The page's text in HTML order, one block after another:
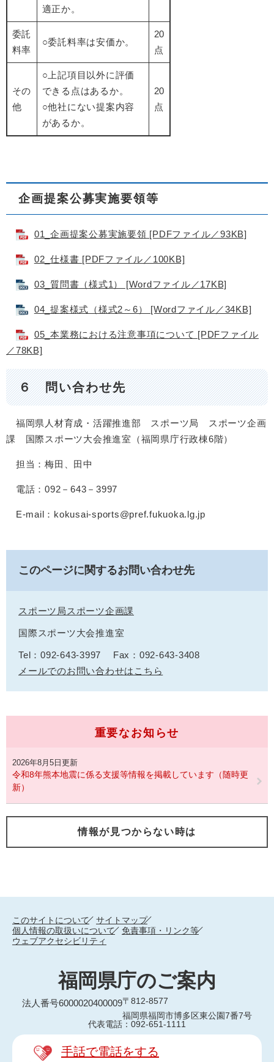
適正か。
委託
料率
○委託料率は安価か。
20
点
その
他
○上記項目以外に評価
できる点はあるか。
○他社にない提案内容
があるか。
20
点
企画提案公募実施要領等
01_企画提案公募実施要領 [PDFファイル／93KB]
02_仕様書 [PDFファイル／100KB]
03_質問書（様式1） [Wordファイル／17KB]
04_提案様式（様式2～6） [Wordファイル／34KB]
05_本業務における注意事項について [PDFファイル
／78KB]
６ 問い合わせ先
福岡県人材育成・活躍推進部 スポーツ局 スポーツ企画
課 国際スポーツ大会推進室（福岡県庁行政棟6階）
担当：梅田、田中
電話：092－643－3997
E-mail：kokusai-sports@pref.fukuoka.lg.jp
このページに関するお問い合わせ先
スポーツ局スポーツ企画課
国際スポーツ大会推進室
Tel：092-643-3997
Fax：092-643-3408
メールでのお問い合わせはこちら
重要なお知らせ
2026年8月5日更新
令和8年熊本地震に係る支援等情報を掲載しています（随時更
新）
情報が見つからない時は
このサイトについて
サイトマップ
個人情報の取扱いについて
免責事項・リンク等
ウェブアクセシビリティ
福岡県庁のご案内
法人番号6000020400009〒812-8577
福岡県福岡市博多区東公園7番7号
代表電話：092-651-1111
手話で電話をする